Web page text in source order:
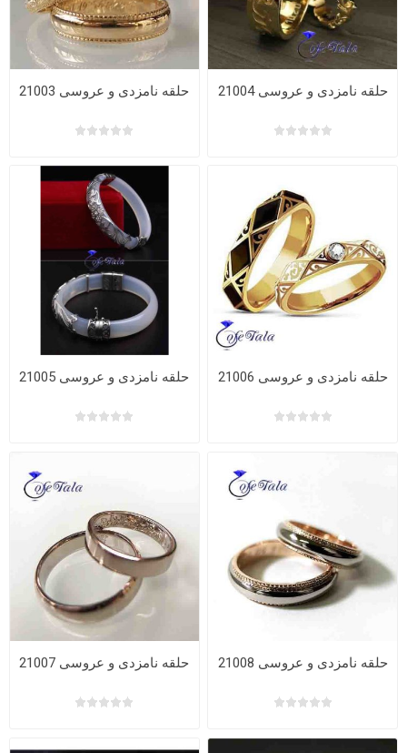
حلقه نامزدی و عروسی 21003 حلقه نامزدی و عروسی 21004
حلقه نامزدی و عروسی 21005 حلقه نامزدی و عروسی 21006
حلقه نامزدی و عروسی 21007 حلقه نامزدی و عروسی 21008